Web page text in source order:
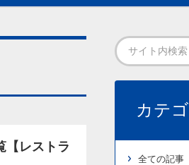
【レストラ
カテ
全ての記事